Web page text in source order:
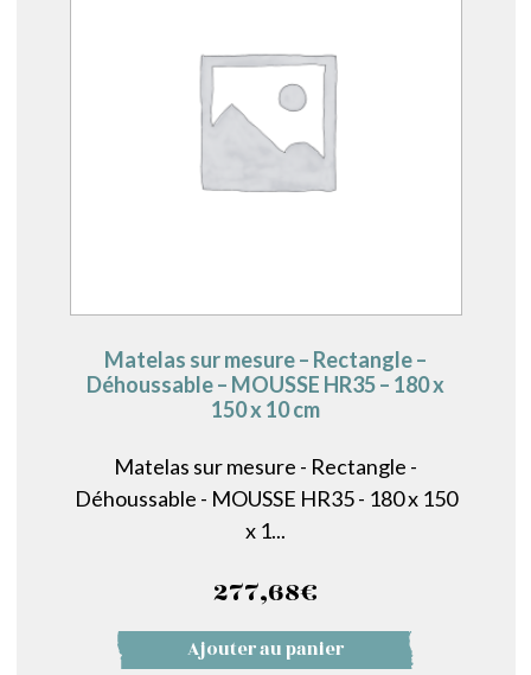
Matelas sur mesure – Rectangle –
Déhoussable – MOUSSE HR35 – 180 x
150 x 10 cm
Matelas sur mesure - Rectangle -
Déhoussable - MOUSSE HR35 - 180 x 150
x 1...
277,68€
Ajouter au panier